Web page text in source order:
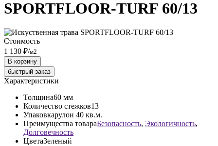
SPORTFLOOR-TURF 60/13
Стоимость
1 130 ₽/м2
В корзину
быстрый заказ
Характеристики
Толщина60 мм
Количество стежков13
Упаковкарулон 40 кв.м.
Преимущества товараБезопасность, Экологичность,
Долговечность
ЦветаЗеленый